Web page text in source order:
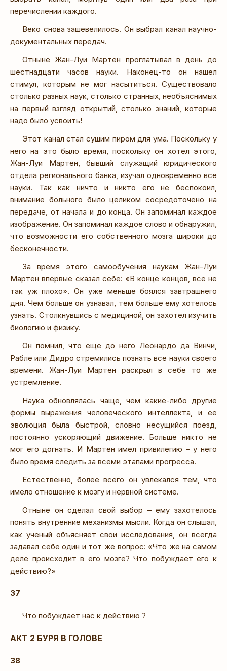
перечислении каждого.
Веко снова зашевелилось. Он выбрал канал научно-
документальных передач.
Отныне Жан-Луи Мартен проглатывал в день до
шестнадцати часов науки. Наконец-то он нашел
стимул, которым не мог насытиться. Существовало
столько разных наук, столько странных, необъяснимых
на первый взгляд открытий, столько знаний, которые
надо было усвоить!
Этот канал стал сушим пиром для ума. Поскольку у
него на это было время, поскольку он хотел этого,
Жан-Луи Мартен, бывший служащий юридического
отдела регионального банка, изучал одновременно все
науки. Так как ничто и никто его не беспокоил,
внимание больного было целиком сосредоточено на
передаче, от начала и до конца. Он запоминал каждое
изображение. Он запоминал каждое слово и обнаружил,
что возможности его собственного мозга широки до
бесконечности.
За время этого самообучения наукам Жан-Луи
Мартен впервые сказал себе: «В конце концов, все не
так уж плохо». Он уже меньше боялся завтрашнего
дня. Чем больше он узнавал, тем больше ему хотелось
узнать. Столкнувшись с медициной, он захотел изучить
биологию и физику.
Он помнил, что еще до него Леонардо да Винчи,
Рабле или Дидро стремились познать все науки своего
времени. Жан-Луи Мартен раскрыл в себе то же
устремление.
Наука обновлялась чаще, чем какие-либо другие
формы выражения человеческого интеллекта, и ее
эволюция была быстрой, словно несущийся поезд,
постоянно ускоряющий движение. Больше никто не
мог его догнать. И Мартен имел привилегию – у него
было время следить за всеми этапами прогресса.
Естественно, более всего он увлекался тем, что
имело отношение к мозгу и нервной системе.
Отныне он сделал свой выбор – ему захотелось
понять внутренние механизмы мысли. Когда он слышал,
как ученый объясняет свои исследования, он всегда
задавал себе один и тот же вопрос: «Что же на самом
деле происходит в его мозге? Что побуждает его к
действию?»
37
Что побуждает нас к действию ?
АКТ 2 БУРЯ В ГОЛОВЕ
38